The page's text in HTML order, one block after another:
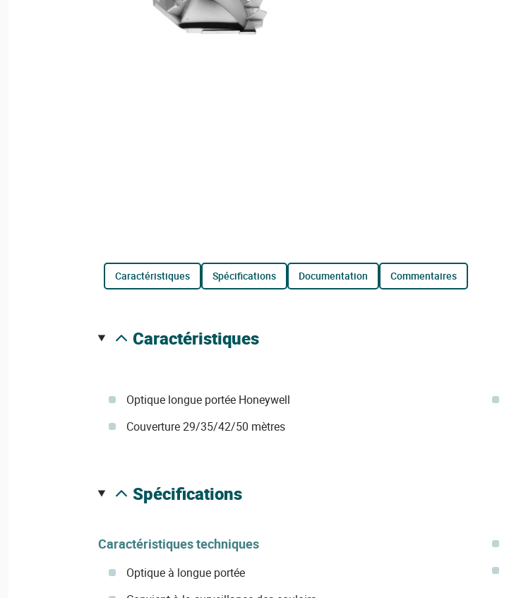
caractéristiques spécifications documentation commentaires
caractéristiques
Optique longue portée Honeywell
Couverture 29/35/42/50 mètres
spécifications
Caractéristiques techniques
Optique à longue portée